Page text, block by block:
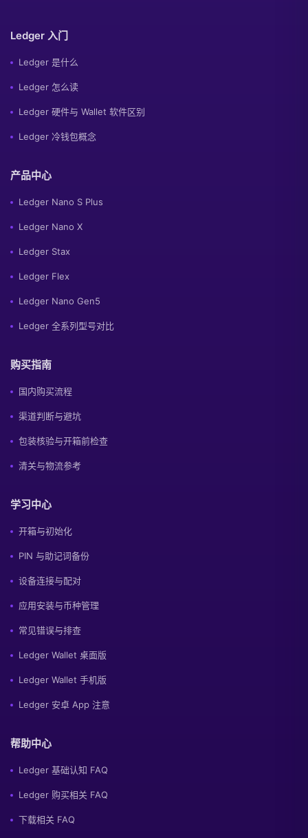
Ledger 入门
Ledger 是什么
Ledger 怎么读
Ledger 硬件与 Wallet 软件区别
Ledger 冷钱包概念
产品中心
Ledger Nano S Plus
Ledger Nano X
Ledger Stax
Ledger Flex
Ledger Nano Gen5
Ledger 全系列型号对比
购买指南
国内购买流程
渠道判断与避坑
包装核验与开箱前检查
清关与物流参考
学习中心
开箱与初始化
PIN 与助记词备份
设备连接与配对
应用安装与币种管理
常见错误与排查
Ledger Wallet 桌面版
Ledger Wallet 手机版
Ledger 安卓 App 注意
帮助中心
Ledger 基础认知 FAQ
Ledger 购买相关 FAQ
下载相关 FAQ